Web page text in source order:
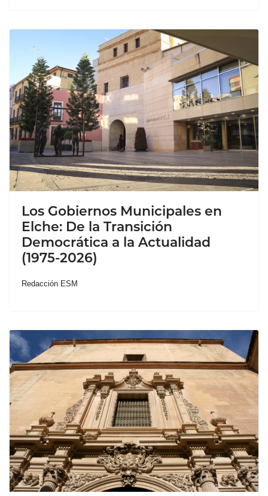
Los Gobiernos Municipales en
Elche: De la Transición
Democrática a la Actualidad
(1975-2026)
Redacción ESM